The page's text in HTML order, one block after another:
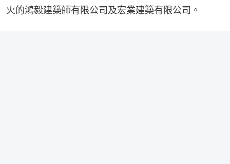
火的鴻毅建築師有限公司及宏業建築有限公司。